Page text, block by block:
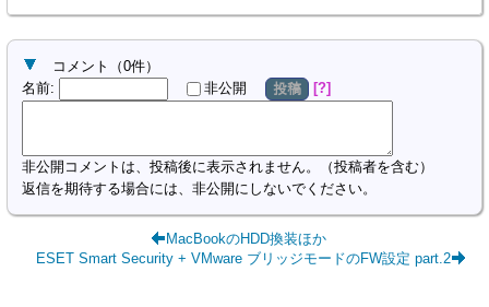
コメント （0件）
名前: 非公開 投稿 ?
非公開コメントは、投稿後に表示されません。（投稿者を含む）
返信を期待する場合には、非公開にしないでください。
MacBookのHDD換装ほか
ESET Smart Security + VMware ブリッジモードのFW設定 part.2